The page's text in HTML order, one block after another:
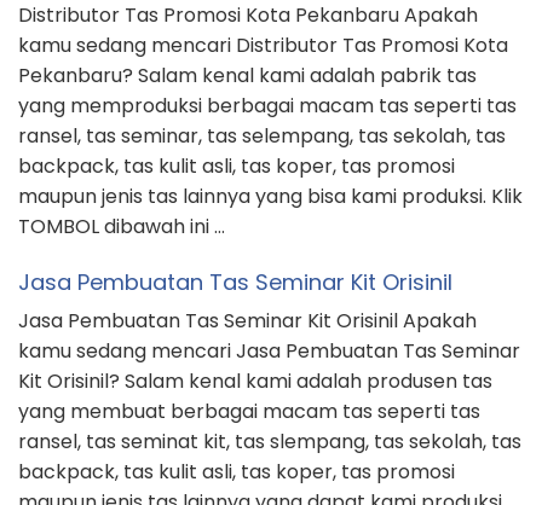
Distributor Tas Promosi Kota Pekanbaru Apakah
kamu sedang mencari Distributor Tas Promosi Kota
Pekanbaru? Salam kenal kami adalah pabrik tas
yang memproduksi berbagai macam tas seperti tas
ransel, tas seminar, tas selempang, tas sekolah, tas
backpack, tas kulit asli, tas koper, tas promosi
maupun jenis tas lainnya yang bisa kami produksi. Klik
TOMBOL dibawah ini …
Jasa Pembuatan Tas Seminar Kit Orisinil
Jasa Pembuatan Tas Seminar Kit Orisinil Apakah
kamu sedang mencari Jasa Pembuatan Tas Seminar
Kit Orisinil? Salam kenal kami adalah produsen tas
yang membuat berbagai macam tas seperti tas
ransel, tas seminat kit, tas slempang, tas sekolah, tas
backpack, tas kulit asli, tas koper, tas promosi